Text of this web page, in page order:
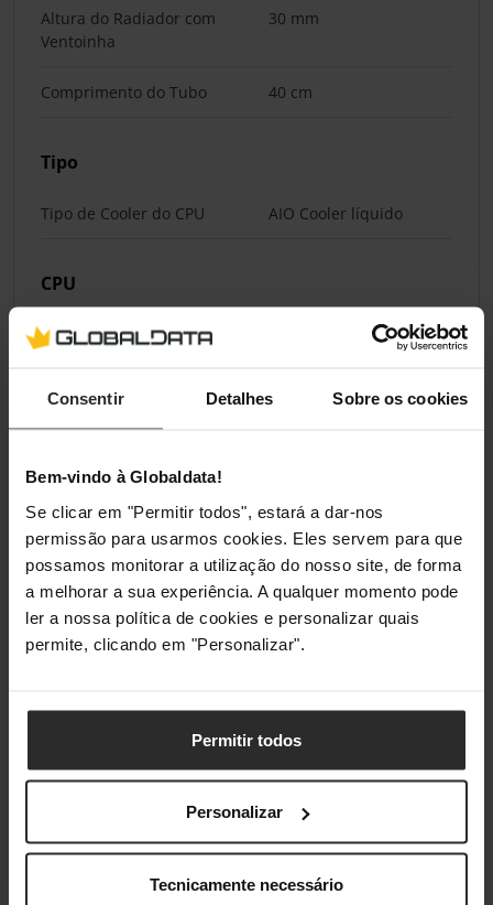
Consentir Detalhes Sobre os cookies
Bem-vindo à Globaldata!
Se clicar em "Permitir todos", estará a dar-nos
permissão para usarmos cookies. Eles servem para que
possamos monitorar a utilização do nosso site, de forma
a melhorar a sua experiência. A qualquer momento pode
ler a nossa política de cookies e personalizar quais
permite, clicando em "Personalizar".
Permitir todos
Personalizar
Tecnicamente necessário
Altura do Radiador com
Ventoinha
30 mm
Comprimento do Tubo 40 cm
Tipo
Tipo de Cooler do CPU AIO Cooler líquido
CPU
Socket do CPU
115X, 1200, 1700, 1851,
Ecrã
Monitor Incluído
Especificações da Ventoinha
Tamanho da Ventoinha 120 mm
Máximo Ruído da Bomba
25,3 dB(A)